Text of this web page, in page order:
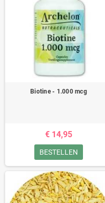
Biotine - 1.000 mcg
€ 14,95
BESTELLEN